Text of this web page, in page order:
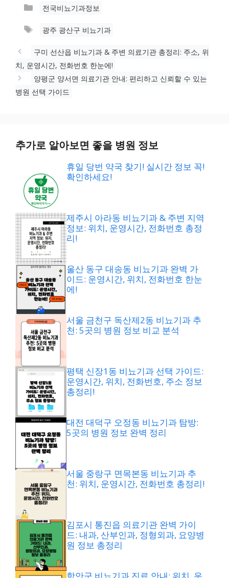
카
고
전국비뇨기과정보
태
광주 광산구 비뇨기과
구미 선산읍 비뇨기과 & 주변 의료기관 총정리: 주소, 위
치, 운영시간, 전화번호 한눈에!
양평군 양서면 의료기관 안내: 편리하고 신뢰할 수 있는
병원 선택 가이드
추가로 알아보면 좋을 병원 정보
휴일 당번 약국 찾기! 실시간 정보 꼭!
확인하세요!
제주시 아라동 비뇨기과 & 주변 지역
정보: 위치, 운영시간, 전화번호 총정
리!
울산 동구 대송동 비뇨기과 완벽 가
이드: 운영시간, 위치, 전화번호 한눈
에!
서울 금천구 독산제2동 비뇨기과 추
천: 5곳의 병원 정보 비교 분석
평택 신장1동 비뇨기과 선택 가이드:
운영시간, 위치, 전화번호, 주소 정보
총정리!
대전 대덕구 오정동 비뇨기과 탐방:
5곳의 병원 정보 완벽 정리
서울 중랑구 면목본동 비뇨기과 추
천: 위치, 운영시간, 전화번호 총정리!
김포시 통진읍 의료기관 완벽 가이
드: 내과, 산부인과, 정형외과, 요양병
원 정보 총정리
함안군 비뇨기과 진료 안내: 위치, 운